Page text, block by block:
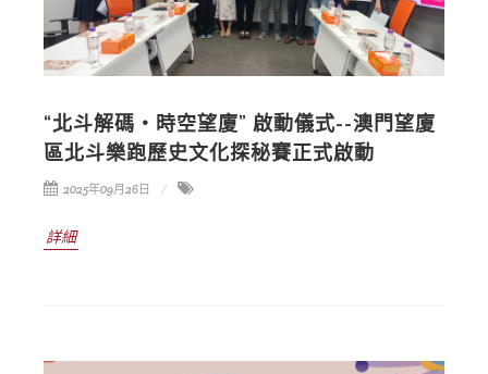
“北斗解碼・時空望廈” 啟動儀式--澳門望廈
區北斗樂跑歷史文化探秘賽正式啟動
2025年09月26日
詳細